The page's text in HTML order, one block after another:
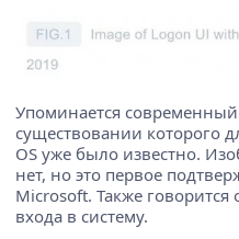
Упоминается
существовании которого
OS уже было известно.
нет, но это первое
Microsoft. Также
входа в систему.